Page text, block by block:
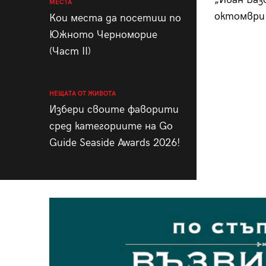
МЕСТА
Кои места да посетиш по
Южното Черноморие
(Част II)
НЕЩАТА ОТ ЖИВОТА
Избери своите фаворити
сред категориите на Go
Guide Seaside Awards 2026!